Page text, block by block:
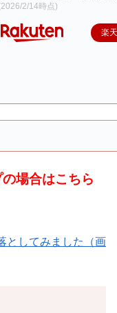
2/14時点)
楽
場合はこちら
としてみました（画